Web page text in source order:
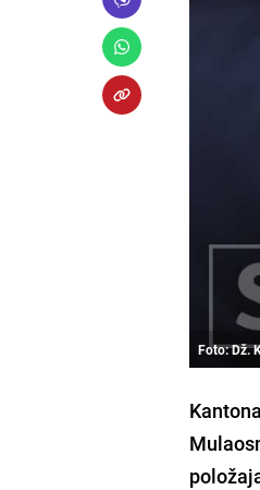
Foto: Dž.